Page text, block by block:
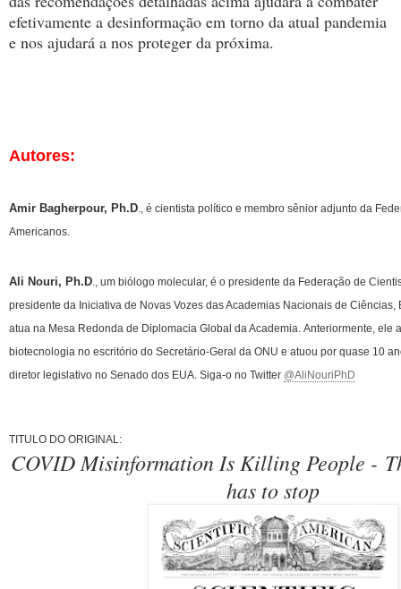
efetivamente a desinformação em torno da atual pandemia
e nos ajudará a nos proteger da próxima.
Autores:
Amir Bagherpour, Ph.D., é cientista político e membro sênior adjunto da
Americanos.
Ali Nouri, Ph.D., um biólogo molecular, é o presidente da Federação de
presidente da Iniciativa de Novas Vozes das Academias Nacionais de
atua na Mesa Redonda de Diplomacia Global da Academia. Anteriormente, ele
biotecnologia no escritório do Secretário-Geral da ONU e atuou por quase 10
diretor legislativo no Senado dos EUA. Siga-o no Twitter @AliNouriPhD
TITULO DO ORIGINAL:
COVID Misinformation Is Killing People -
has to stop